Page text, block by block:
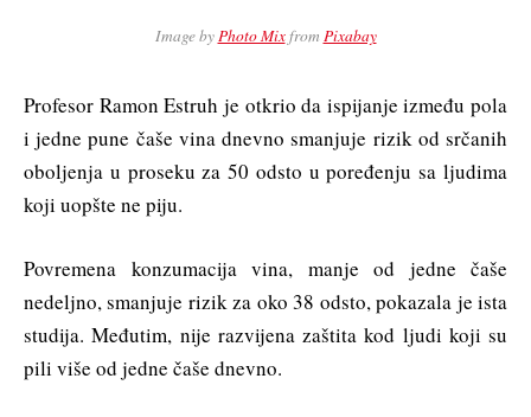
Image byPhoto Mixfrom Pixabay
Profesor Ramon Estruh je otkrio da ispijanje između pola
i jedne pune čaše vina dnevno smanjuje rizik od srčanih
oboljenja u proseku za 50 odsto u poređenju sa ljudima
koji uopšte ne piju.
Povremena konzumacija vina, manje od jedne čaše
nedeljno, smanjuje rizik za oko 38 odsto, pokazala je ista
studija. Međutim, nije razvijena zaštita kod ljudi koji su
pili više od jedne čaše dnevno.